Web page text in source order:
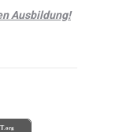
Ausbildung!
.org